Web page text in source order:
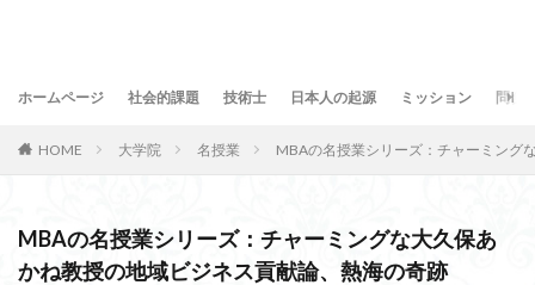
ホームページ 社会的課題 技術士 日本人の起源 ミッション 問合
HOME 大学院 名授業 MBAの名授業シリーズ：チャーミング
MBAの名授業シリーズ：チャーミングな大久保あ
かね教授の地域ビジネス貢献論、熱海の奇跡